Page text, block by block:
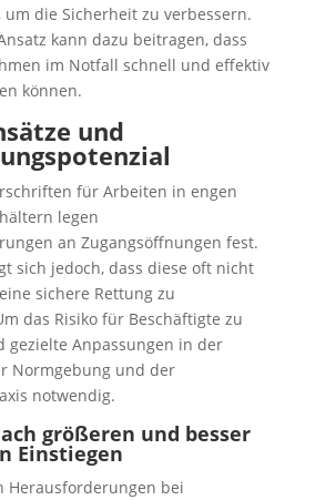
um die Sicherheit zu verbessern.
kann dazu beitragen, dass
im Notfall schnell und effektiv
können.
und
für Arbeiten in engen
legen
an Zugangsöffnungen fest.
sich jedoch, dass diese oft nicht
sichere Rettung zu
das Risiko für Beschäftigte zu
gezielte Anpassungen in der
Normgebung und der
notwendig.
größeren und besser
Einstiegen
Herausforderungen bei